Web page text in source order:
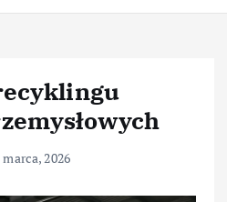
marca, 2026